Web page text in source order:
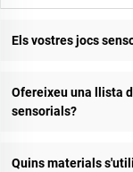
Els vostres jocs
Ofereixeu una llista
sensorials?
Quins materials